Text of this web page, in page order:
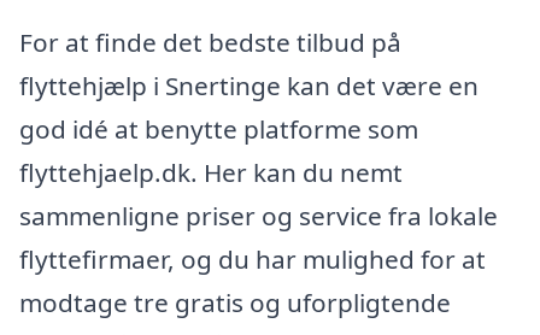
For at finde det bedste tilbud på
flyttehjælp i Snertinge kan det være en
god idé at benytte platforme som
flyttehjaelp.dk. Her kan du nemt
sammenligne priser og service fra lokale
flyttefirmaer, og du har mulighed for at
modtage tre gratis og uforpligtende